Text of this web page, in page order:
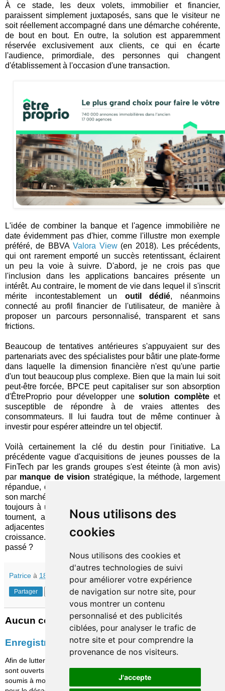
Nous utilisons des
cookies
Nous utilisons des cookies et
d'autres technologies de suivi
pour améliorer votre expérience
de navigation sur notre site, pour
vous montrer un contenu
personnalisé et des publicités
ciblées, pour analyser le trafic de
notre site et pour comprendre la
provenance de nos visiteurs.
J'accepte
À ce stade, les deux volets, immobilier et financier,
paraissent simplement juxtaposés, sans que le visiteur ne
soit réellement accompagné dans une démarche cohérente,
de bout en bout. En outre, la solution est apparemment
réservée exclusivement aux clients, ce qui en écarte
l'audience, primordiale, des personnes qui changent
d'établissement à l'occasion d'une transaction.
L'idée de combiner la banque et l'agence immobilière ne
date évidemment pas d'hier, comme l'illustre mon exemple
préféré, de BBVA Valora View(en 2018). Les précédents,
qui ont rarement emporté un succès retentissant, éclairent
un peu la voie à suivre. D'abord, je ne crois pas que
l'inclusion dans les applications bancaires présente un
intérêt. Au contraire, le moment de vie dans lequel il s'inscrit
mérite incontestablement un outil dédié, néanmoins
connecté au profil financier de l'utilisateur, de manière à
proposer un parcours personnalisé, transparent et sans
frictions.
Beaucoup de tentatives antérieures s'appuyaient sur des
partenariats avec des spécialistes pour bâtir une plate-forme
dans laquelle la dimension financière n'est qu'une partie
d'un tout beaucoup plus complexe. Bien que la main lui soit
peut-être forcée, BPCE peut capitaliser sur son absorption
d'ÊtreProprio pour développer une solution complèteet
susceptible de répondre à de vraies attentes des
consommateurs. Il lui faudra tout de même continuer à
investir pour espérer atteindre un tel objectif.
Voilà certainement la clé du destin pour l'initiative. La
précédente vague d'acquisitions de jeunes pousses de la
FinTech par les grands groupes s'est éteinte (à mon avis)
par manque de vision stratégique, la méthode, largement
répandue, qui consiste à laisser la petite structure chercher
son marché et son modèle économique aboutissant presque
toujours à une impasse. Maintenant, les mêmes acteurs se
tournent, avec la même approche, vers des opportunités
adjacentes à leurs métiers d'origine, hypothétiques relais de
croissance. Ont-ils compris et ingéré la leçon des erreurs du
passé ?
Patrice à 18:30
Partager
Aucun commentaire:
Enregistrer un commentaire
Afin de lutter contre le spam, les commentaires ne
sont ouverts qu'aux personnes identifiées et sont
soumis à modération (je suis sincèrement désolé